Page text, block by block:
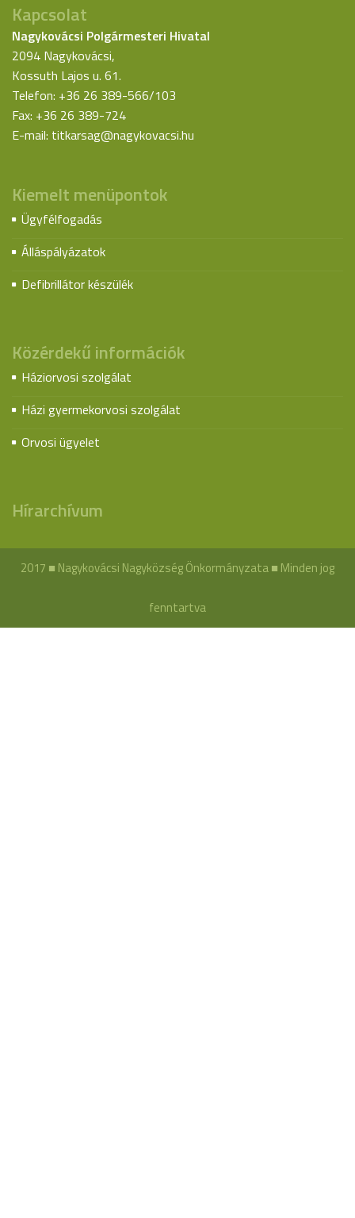
Kapcsolat
Nagykovácsi Polgármesteri Hivatal
2094 Nagykovácsi,
Kossuth Lajos u. 61.
Telefon: +36 26 389-566/103
Fax: +36 26 389-724
E-mail: titkarsag@nagykovacsi.hu
Kiemelt menüpontok
Ügyfélfogadás
Álláspályázatok
Defibrillátor készülék
Közérdekű információk
Háziorvosi szolgálat
Házi gyermekorvosi szolgálat
Orvosi ügyelet
Hírarchívum
2017 ■ Nagykovácsi Nagyközség Önkormányzata ■ Minden jog
fenntartva